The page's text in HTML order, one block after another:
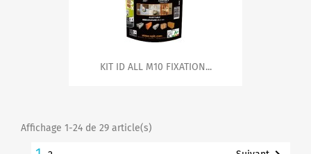
KIT ID ALL M10 FIXATION...
Affichage 1-24 de 29 article(s)